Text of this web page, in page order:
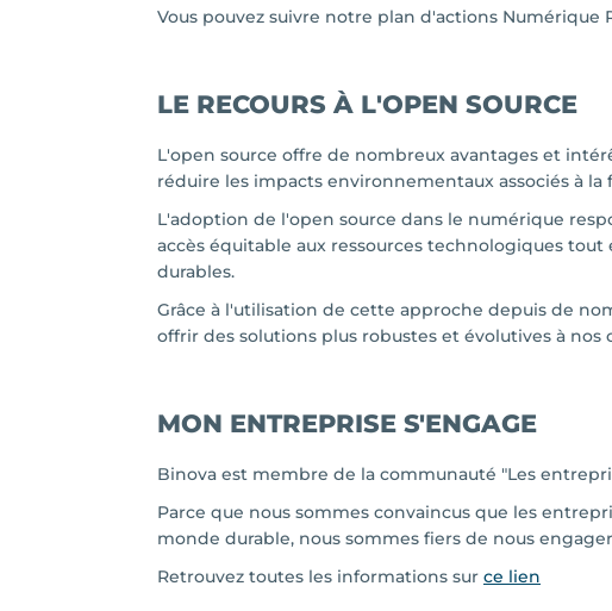
Vous pouvez suivre notre plan d'actions Numérique
LE RECOURS À L'OPEN SOURCE
L'open source offre de nombreux avantages et
réduire les impacts environnementaux associés à
L'adoption de l'open source dans le numérique
accès équitable aux ressources technologiques
durables.
Grâce à l'utilisation de cette approche depuis de
offrir des solutions plus robustes et évolutives à nos
MON ENTREPRISE S'ENGAGE
Binova est membre de la communauté "Les
Parce que nous sommes convaincus que les
monde durable, nous sommes fiers de nous
Retrouvez toutes les informations sur ce lien